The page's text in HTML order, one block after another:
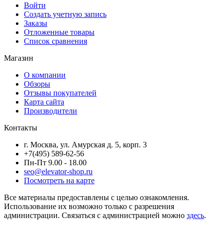
Войти
Создать учетную запись
Заказы
Отложенные товары
Список сравнения
Магазин
О компании
Обзоры
Отзывы покупателей
Карта сайта
Производители
Контакты
г. Москва, ул. Амурская д. 5, корп. 3
+7(495) 589-62-56
Пн-Пт 9.00 - 18.00
seo@elevator-shop.ru
Посмотреть на карте
Все материалы предоставлены с целью ознакомления.
Использование их возможно только с разрешения
администрации. Связаться с администрацией можно здесь.